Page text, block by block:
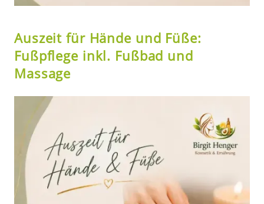
Auszeit für Hände und Füße:
Fußpflege inkl. Fußbad und
Massage